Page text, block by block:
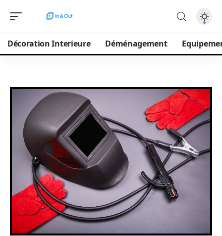
Décoration Interieure Déménagement